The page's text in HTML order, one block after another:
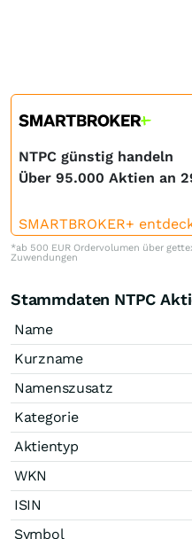
NTPC günstig handeln
Über 95.000 Aktien an
SMARTBROKER+
*ab 500 EUR Ordervolumen über
Zuwendungen
Stammdaten NTPC
Name
Kurzname
Namenszusatz
Kategorie
Aktientyp
WKN
ISIN
Symbol